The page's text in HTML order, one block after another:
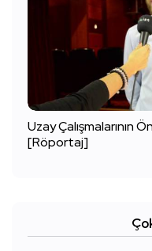
Uzay Çalışmalarının
[Röportaj]